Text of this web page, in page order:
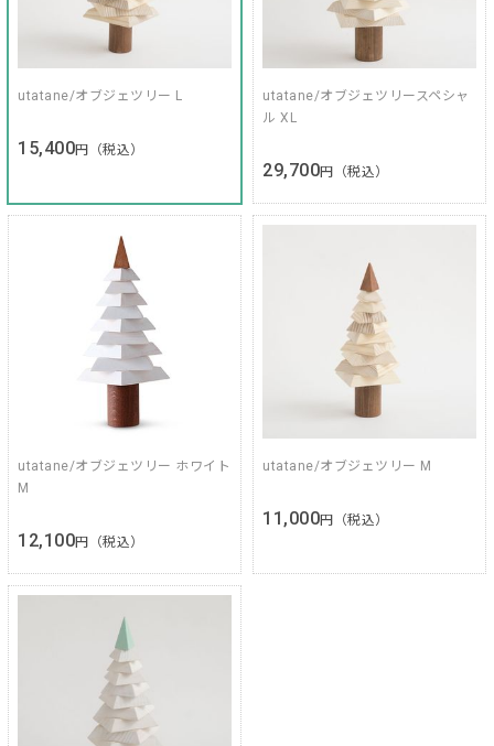
utatane/オブジェツリー L
15,400円（税込）
utatane/オブジェツリースペシャ
ル XL
29,700円（税込）
utatane/オブジェツリー ホワイト
M
12,100円（税込）
utatane/オブジェツリー M
11,000円（税込）